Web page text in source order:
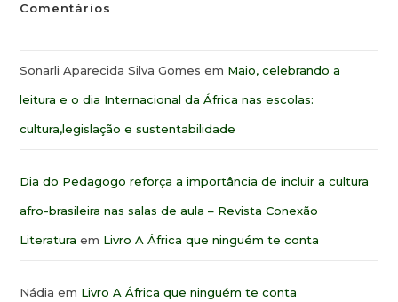
Comentários
Sonarli Aparecida Silva Gomes em Maio, celebrando a
leitura e o dia Internacional da África nas escolas:
cultura,legislação e sustentabilidade
Dia do Pedagogo reforça a importância de incluir a cultura
afro-brasileira nas salas de aula – Revista Conexão
Literatura em Livro A África que ninguém te conta
Nádia em Livro A África que ninguém te conta